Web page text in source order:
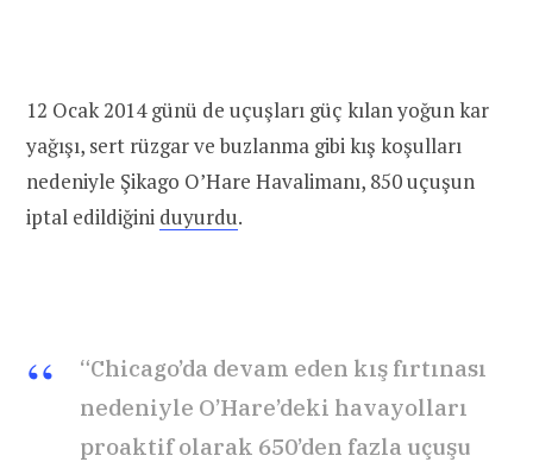
12 Ocak 2014 günü de uçuşları güç kılan yoğun kar
yağışı, sert rüzgar ve buzlanma gibi kış koşulları
nedeniyle Şikago O’Hare Havalimanı, 850 uçuşun
iptal edildiğini duyurdu.
“Chicago’da devam eden kış fırtınası
nedeniyle O’Hare’deki havayolları
proaktif olarak 650’den fazla uçuşu